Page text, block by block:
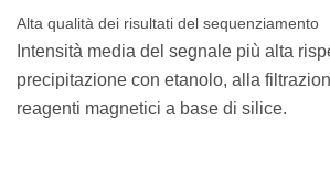
Alta qualità dei risultati del sequenziamento
Intensità media del segnale più alta
precipitazione con etanolo, alla
reagenti magnetici a base di silice.